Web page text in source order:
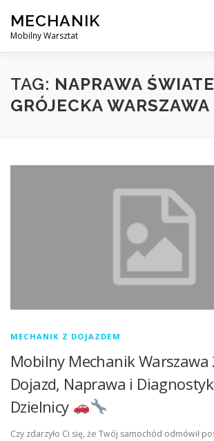
content
MECHANIK
Mobilny Warsztat
MOBILNY MECHANIK ELEKTRYK
TAG: NAPRAWA
GRÓJECKA WARSZAWA
MECHANIK Z DOJAZDEM
Mobilny Mechanik Warszawa
Dojazd, Naprawa i
Dzielnicy
Czy zdarzyło Ci się, że Twój samochód odmówił